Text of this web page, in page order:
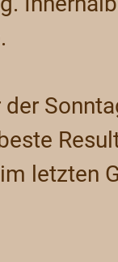
letzten